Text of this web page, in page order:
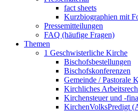
fact sheets
Kurzbiographien mit
Pressemitteilungen
FAQ (häufige Fragen)
Themen
1 Geschwisterliche Kirche
Bischofsbestellungen
Bischofskonferenzen
Gemeinde / Pastorale
Kirchliches
Kirchensteuer und -
KirchenVolksPredigt